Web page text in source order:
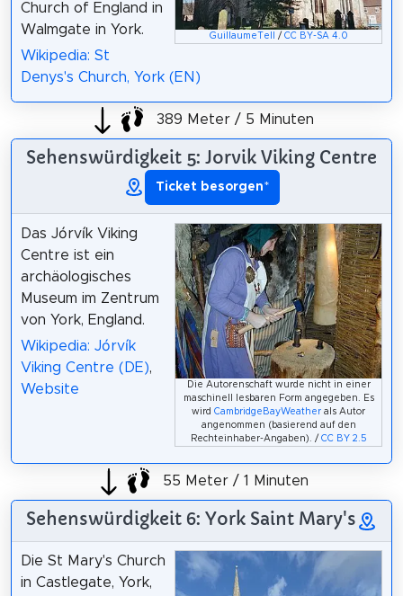
GuillaumeTell / CC BY-SA 4.0
Church of England in
Walmgate in York.
Wikipedia: St
Denys's Church, York (EN)
389 Meter / 5 Minuten
Sehenswürdigkeit 5: Jorvik Viking Centre
Ticket besorgen*
Die Autorenschaft wurde nicht in einer
maschinell lesbaren Form angegeben. Es
wirdCambridgeBayWeather als Autor
angenommen (basierend auf den
Rechteinhaber-Angaben). / CC BY 2.5
Das Jórvík Viking
Centre ist ein
archäologisches
Museum im Zentrum
von York, England.
Wikipedia: Jórvík
Viking Centre (DE),
Website
55 Meter / 1 Minuten
Sehenswürdigkeit 6: York Saint Mary's
Die St Mary's Church
in Castlegate, York,